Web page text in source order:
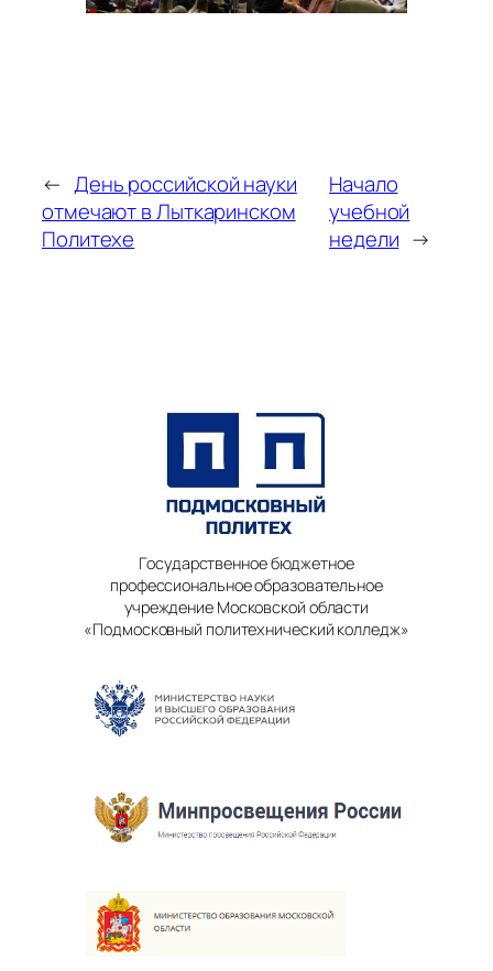
← День российской науки
отмечают в Лыткаринском
Политехе
Начало
учебной
недели →
Государственное бюджетное
профессиональное образовательное
учреждение Московской области
«Подмосковный политехнический колледж»